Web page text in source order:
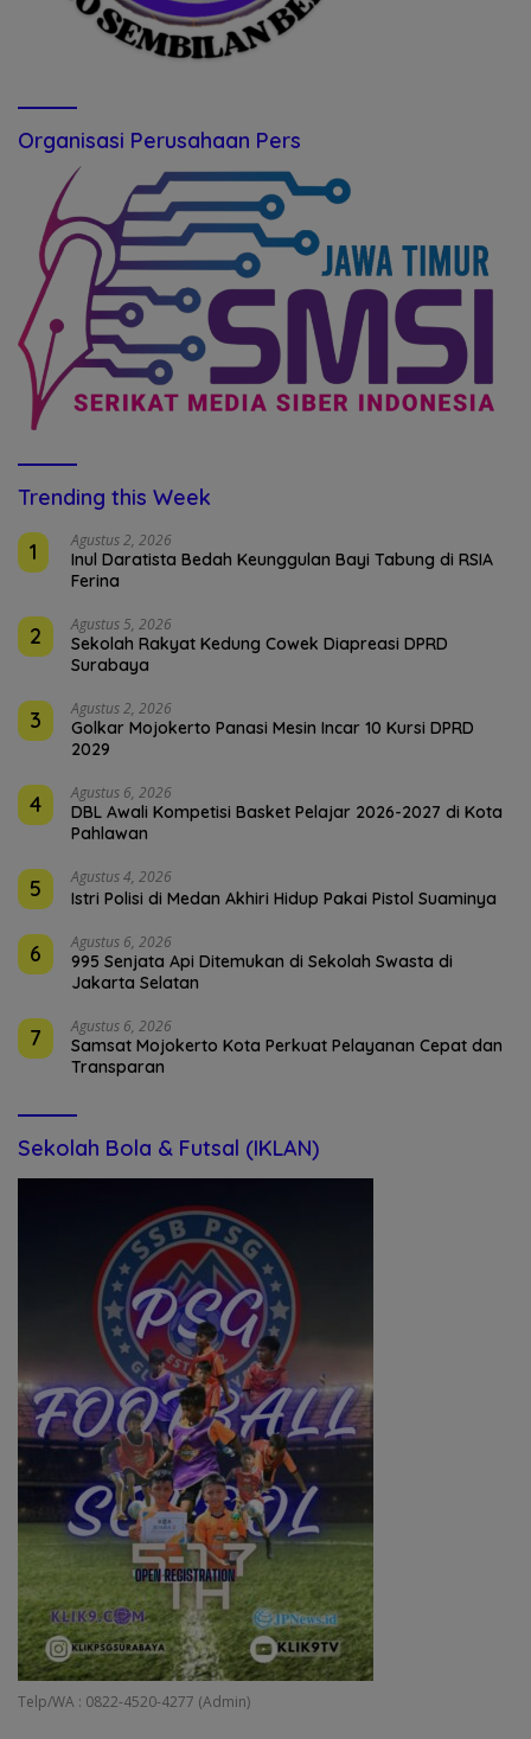
Organisasi Perusahaan Pers
Trending this Week
1
Agustus 2, 2026
Inul Daratista Bedah Keunggulan Bayi Tabung di RSIA
Ferina
2 Agustus 5, 2026
Sekolah Rakyat Kedung Cowek Diapreasi DPRD
Surabaya
3 Agustus 2, 2026
Golkar Mojokerto Panasi Mesin Incar 10 Kursi DPRD
2029
4 Agustus 6, 2026
DBL Awali Kompetisi Basket Pelajar 2026-2027 di Kota
Pahlawan
5 Agustus 4, 2026
Istri Polisi di Medan Akhiri Hidup Pakai Pistol Suaminya
6 Agustus 6, 2026
995 Senjata Api Ditemukan di Sekolah Swasta di
Jakarta Selatan
7 Agustus 6, 2026
Samsat Mojokerto Kota Perkuat Pelayanan Cepat dan
Transparan
Sekolah Bola & Futsal (IKLAN)
Telp/WA : 0822-4520-4277 (Admin)